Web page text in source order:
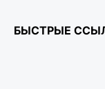
БЫСТРЫЕ